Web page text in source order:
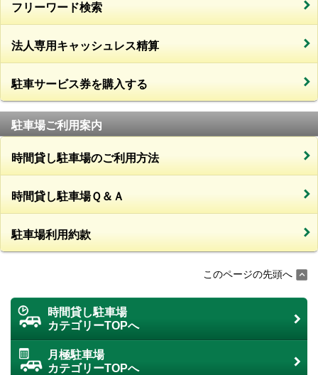
フリーワード検索
法人専用キャッシュレス精算
駐車サービス券を購入する
駐車場ご利用案内
時間貸し駐車場のご利用方法
時間貸し駐車場Ｑ＆Ａ
駐車場利用約款
このページの先頭へ
時間貸し駐車場
カテゴリーTOPへ
月極駐車場
カテゴリーTOPへ